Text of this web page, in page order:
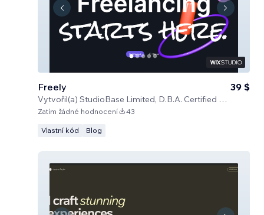
Freely
Vytvořil(a) StudioBase Limited, D.B.A. Certified Code
39 $
Zatím žádné hodnocení 43
Vlastní kód Blog